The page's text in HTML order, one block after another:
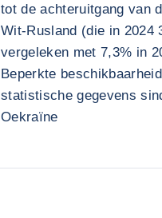
tot de achteruitgang van
Wit-Rusland (die in 2024
vergeleken met 7,3% in
Beperkte
statistische gegevens
Oekraïne